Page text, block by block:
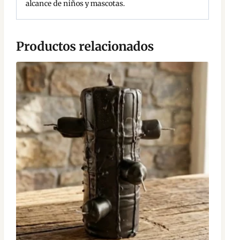
alcance de niños y mascotas.
Productos relacionados